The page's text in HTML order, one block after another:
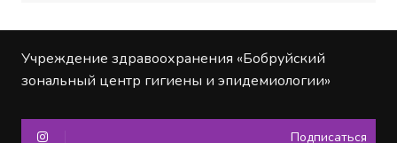
Учреждение здравоохранения «Бобруйский
зональный центр гигиены и эпидемиологии»
Подписаться